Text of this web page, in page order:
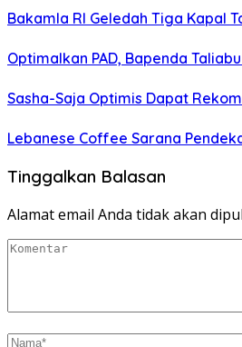
Bakamla RI Geledah Tiga Kapal
Optimalkan PAD, Bapenda
Sasha-Saja Optimis Dapat
Lebanese Coffee Sarana
Tinggalkan Balasan
Alamat email Anda tidak akan